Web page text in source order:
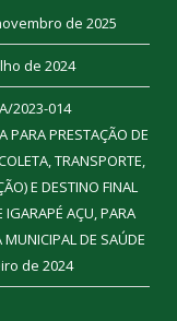
de 2025
de 2024
2023-014
PARA PRESTAÇÃO DE
TRANSPORTE,
E DESTINO FINAL
AÇU, PARA
MUNICIPAL DE SAÚDE
de 2024